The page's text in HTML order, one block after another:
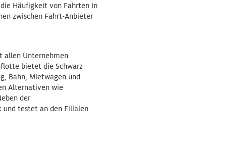
Häufigkeit von Fahrten in
zwischen Fahrt-Anbieter
allen Unternehmen
bietet die Schwarz
Bahn, Mietwagen und
Alternativen wie
der
testet an den Filialen